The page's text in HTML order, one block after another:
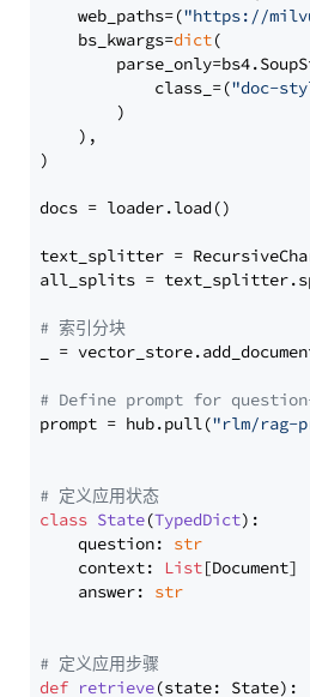
    web_paths=(
"https://
    bs_kwargs=
dict(
            class_=(
"doc-
        )
    ),
)
docs = loader.load()
text_splitter =
all_splits =
# 索引分块
_ =
# Define prompt for
prompt = hub.pull("rlm/rag-
# 定义应用状态
class State(TypedDict):
    question:
str
    context:
List[Document]
    answer:
str
# 定义应用步骤
def retrieve(state: State):